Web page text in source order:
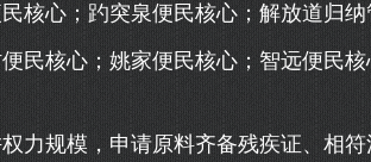
核心；趵突泉便民核心；解放道归
民核心；姚家便民核心；智远便民
规模，申请原料齐备残疾证、相符